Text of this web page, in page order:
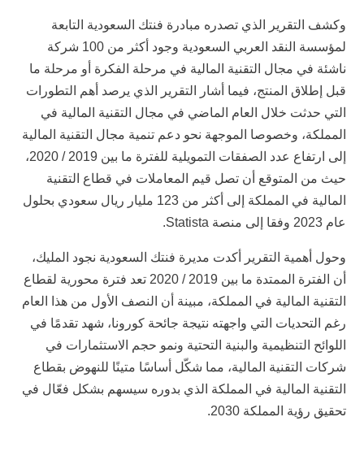
وكشف التقرير الذي تصدره مبادرة فنتك السعودية التابعة
لمؤسسة النقد العربي السعودية وجود أكثر من 100 شركة
ناشئة في مجال التقنية المالية في مرحلة الفكرة أو مرحلة ما
قبل إطلاق المنتج، فيما أشار التقرير الذي يرصد أهم التطورات
التي حدثت خلال العام الماضي في مجال التقنية المالية في
المملكة، وخصوصا الموجهة نحو دعم تنمية مجال التقنية المالية
إلى ارتفاع عدد الصفقات التمويلية للفترة ما بين 2019 / 2020،
حيث من المتوقع أن تصل قيم المعاملات في قطاع التقنية
المالية في المملكة إلى أكثر من 123 مليار ريال سعودي بحلول
عام 2023 وفقا إلى منصة Statista.
وحول أهمية التقرير أكدت مديرة فنتك السعودية نجود المليك،
أن الفترة الممتدة ما بين 2019 / 2020 تعد فترة محورية لقطاع
التقنية المالية في المملكة، مبينة أن النصف الأول من هذا العام
رغم التحديات التي واجهته نتيجة جائحة كورونا، شهد تقدمًا في
اللوائح التنظيمية والبنية التحتية ونمو حجم الاستثمارات في
شركات التقنية المالية، مما شكّل أساسًا متينًا للنهوض بقطاع
التقنية المالية في المملكة الذي بدوره سيسهم بشكل فعّال في
تحقيق رؤية المملكة 2030.